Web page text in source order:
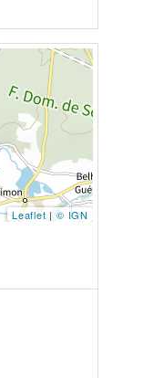
Leaflet | © IGN